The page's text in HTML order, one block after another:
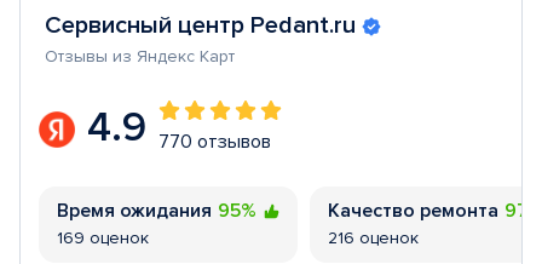
Сервисный центр Pedant.ru
Отзывы из Яндекс Карт
4.9 770 отзывов
Время ожидания 95%
169 оценок
Качество ремонта
216 оценок